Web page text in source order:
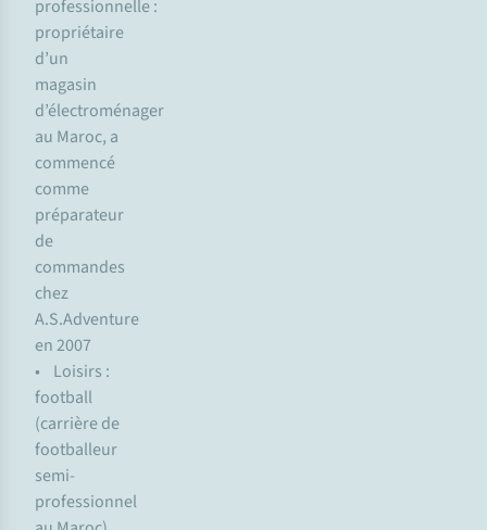
professionnelle :
propriétaire
d’un
magasin
d’électroménager
au Maroc, a
commencé
comme
préparateur
de
commandes
chez
A.S.Adventure
en 2007
• Loisirs :
football
(carrière de
footballeur
semi-
professionnel